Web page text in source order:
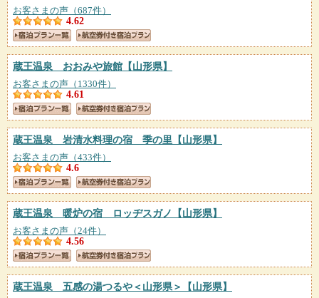
お客さまの声（687件）
4.62
蔵王温泉 おおみや旅館 【山形県】
お客さまの声（1330件）
4.61
蔵王温泉 岩清水料理の宿 季の里 【山形県】
お客さまの声（433件）
4.6
蔵王温泉 暖炉の宿 ロッヂスガノ 【山形県】
お客さまの声（24件）
4.56
蔵王温泉 五感の湯つるや＜山形県＞ 【山形県】